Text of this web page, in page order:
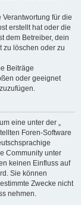
für die
erstellt hat oder die
dem Betreiber, dein
zu löschen oder zu
Beiträge
oder geeignet
eine unter der „
Foren-Software
Community unter
keinen Einfluss auf
Sie können
Zwecke nicht
nehmen.